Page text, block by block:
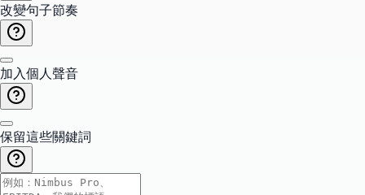
改變句子節奏
加入個人聲音
保留這些關鍵詞